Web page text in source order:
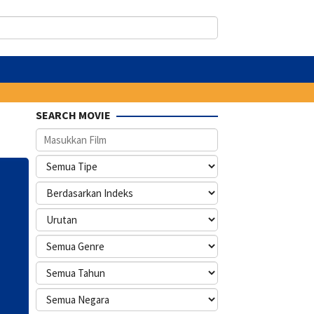
SEARCH MOVIE